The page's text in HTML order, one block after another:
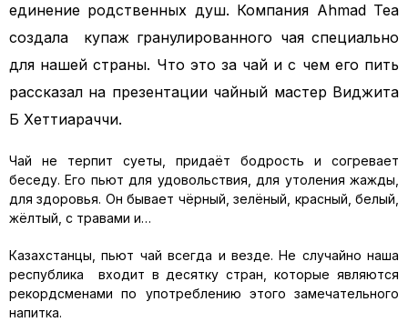
единение родственных душ. Компания Ahmad Tea
создала купаж гранулированного чая специально
для нашей страны. Что это за чай и с чем его пить
рассказал на презентации чайный мастер Виджита
Б Хеттиараччи.
Чай не терпит суеты, придаёт бодрость и согревает
беседу. Его пьют для удовольствия, для утоления жажды,
для здоровья. Он бывает чёрный, зелёный, красный, белый,
жёлтый, с травами и…
Казахстанцы, пьют чай всегда и везде. Не случайно наша
республика входит в десятку стран, которые являются
рекордсменами по употреблению этого замечательного
напитка.